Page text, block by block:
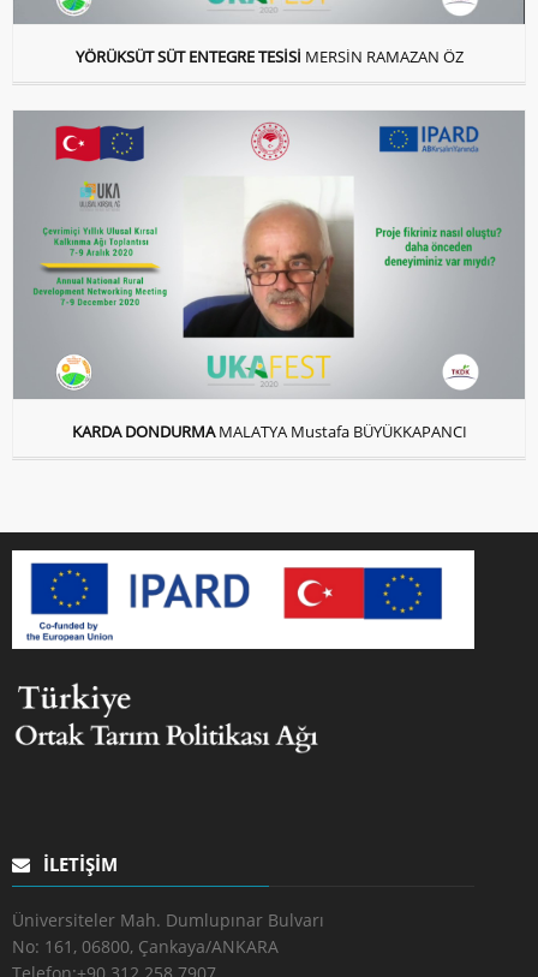
YÖRÜKSÜT SÜT ENTEGRE TESİSİ MERSİN RAMAZAN ÖZ
KARDA DONDURMA MALATYA Mustafa BÜYÜKKAPANCI
İLETIŞIM
Üniversiteler Mah. Dumlupınar Bulvarı
No: 161, 06800, Çankaya/ANKARA